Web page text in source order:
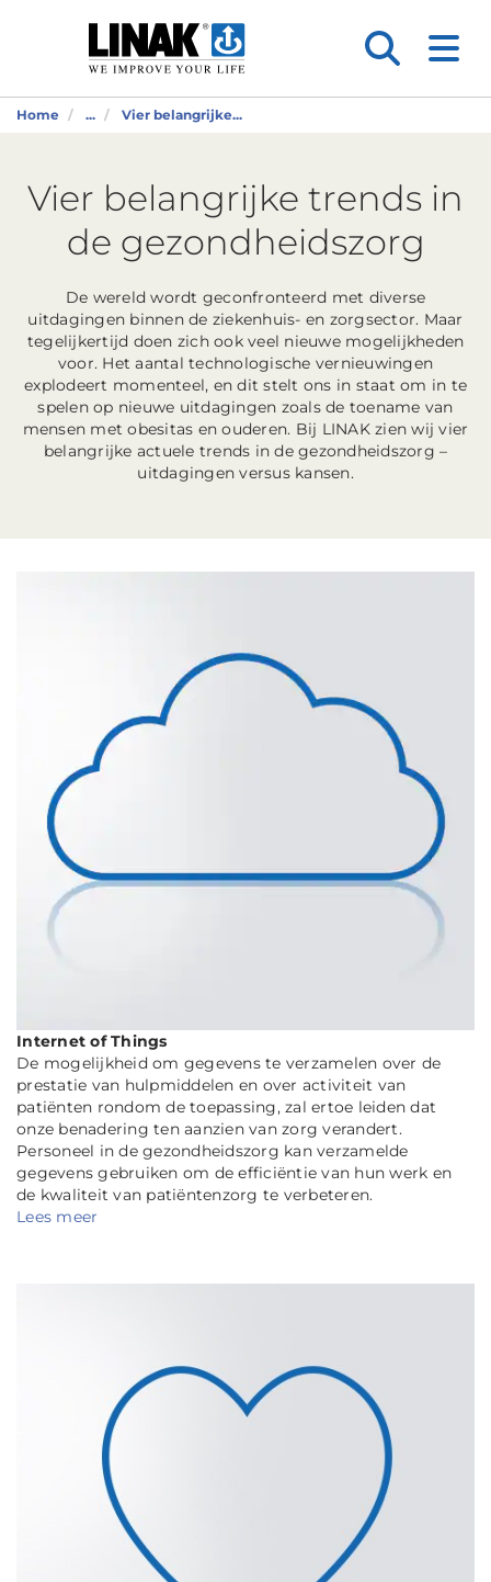
Home ... Vier belangrijke...
Vier belangrijke trends in
de gezondheidszorg
De wereld wordt geconfronteerd met diverse
uitdagingen binnen de ziekenhuis- en zorgsector. Maar
tegelijkertijd doen zich ook veel nieuwe mogelijkheden
voor. Het aantal technologische vernieuwingen
explodeert momenteel, en dit stelt ons in staat om in te
spelen op nieuwe uitdagingen zoals de toename van
mensen met obesitas en ouderen. Bij LINAK zien wij vier
belangrijke actuele trends in de gezondheidszorg –
uitdagingen versus kansen.
Internet of Things
De mogelijkheid om gegevens te verzamelen over de
prestatie van hulpmiddelen en over activiteit van
patiënten rondom de toepassing, zal ertoe leiden dat
onze benadering ten aanzien van zorg verandert.
Personeel in de gezondheidszorg kan verzamelde
gegevens gebruiken om de efficiëntie van hun werk en
de kwaliteit van patiëntenzorg te verbeteren.
Lees meer